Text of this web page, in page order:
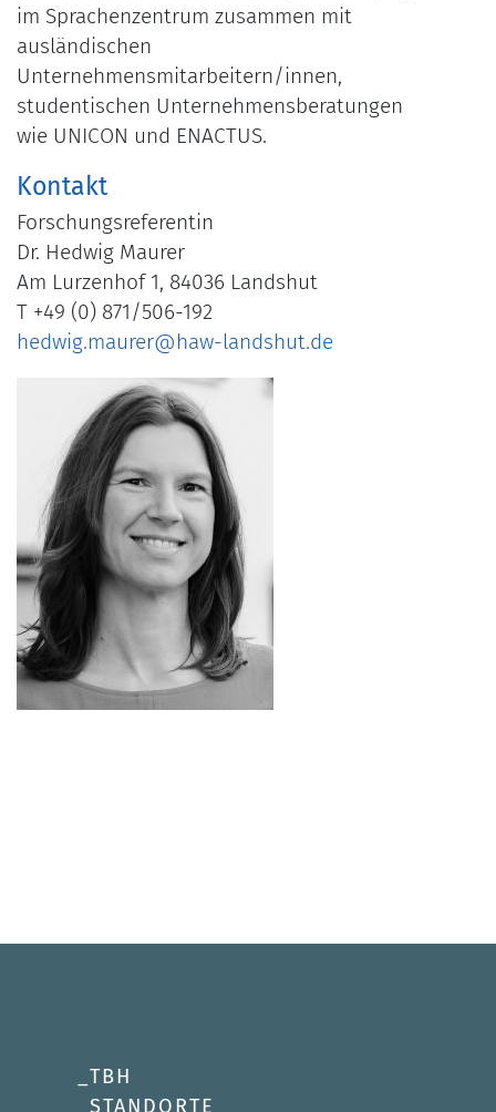
im Sprachenzentrum zusammen mit
ausländischen
Unternehmensmitarbeitern/innen,
studentischen Unternehmensberatungen
wie UNICON und ENACTUS.
Kontakt
Forschungsreferentin
Dr. Hedwig Maurer
Am Lurzenhof 1, 84036 Landshut
T +49 (0) 871/506-192
hedwig.maurer@haw-landshut.de
TBH
STANDORTE